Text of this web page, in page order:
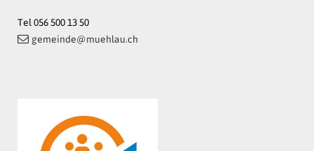
Tel 056 500 13 50
gemeinde@muehlau.ch